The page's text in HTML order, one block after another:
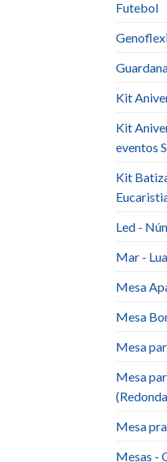
Futebol
Kit
Kit
eventos
Kit
Led -
Mar -
Mesa
Mesa
Mesa
Mesa
Mesa
Mesas -
Sup. Doce Dourado com